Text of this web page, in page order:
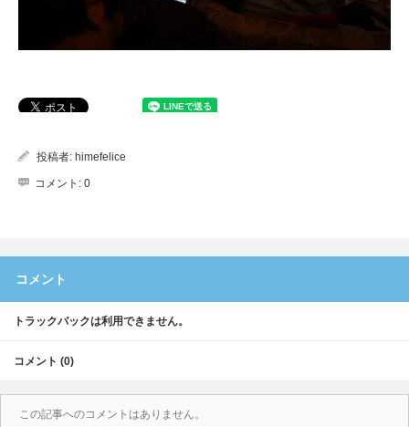
投稿者: himefelice
コメント: 0
コメント
トラックバックは利用できません。
コメント (0)
この記事へのコメントはありません。